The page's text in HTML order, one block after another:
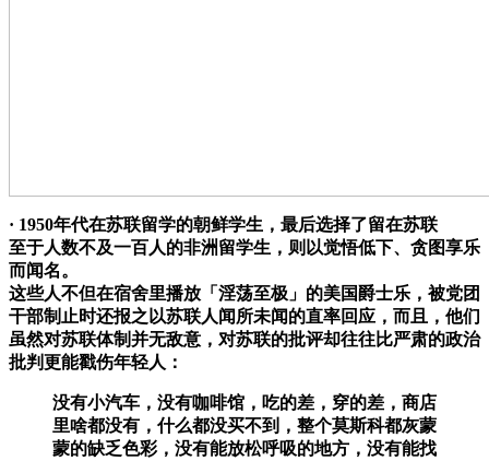
· 1950年代在苏联留学的朝鲜学生，最后选择了留在苏联
至于人数不及一百人的非洲留学生，则以觉悟低下、贪图享乐
而闻名。
这些人不但在宿舍里播放「淫荡至极」的美国爵士乐，被党团
干部制止时还报之以苏联人闻所未闻的直率回应，而且，他们
虽然对苏联体制并无敌意，对苏联的批评却往往比严肃的政治
批判更能戳伤年轻人：
没有小汽车，没有咖啡馆，吃的差，穿的差，商店
里啥都没有，什么都没买不到，整个莫斯科都灰蒙
蒙的缺乏色彩，没有能放松呼吸的地方，没有能找